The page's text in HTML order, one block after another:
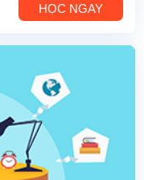
HỌC NGAY